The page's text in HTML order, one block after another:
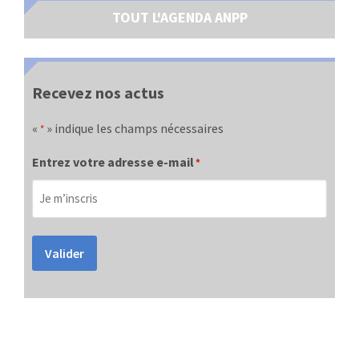
TOUT L'AGENDA ANPP
Recevez nos actus
« * » indique les champs nécessaires
Entrez votre adresse e-mail*
Valider